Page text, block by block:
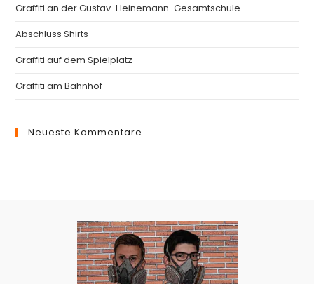
Graffiti an der Gustav-Heinemann-Gesamtschule
Abschluss Shirts
Graffiti auf dem Spielplatz
Graffiti am Bahnhof
Neueste Kommentare